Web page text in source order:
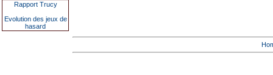
Rapport Trucy
Evolution des jeux de
hasard